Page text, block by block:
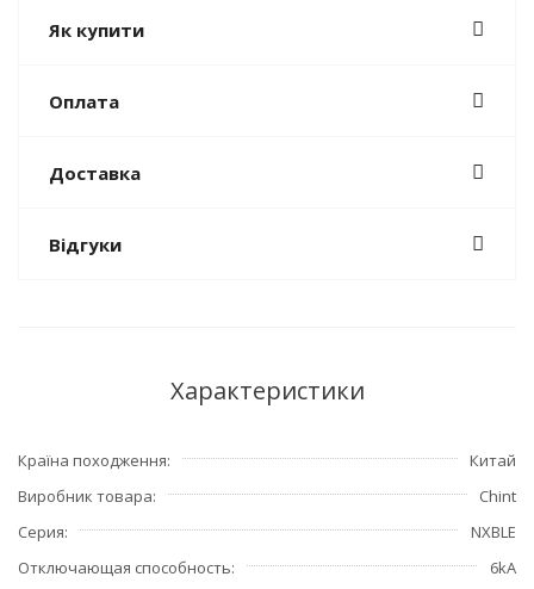
Як купити
Оплата
Доставка
Відгуки
Характеристики
Країна походження
Китай
Виробник товара
Chint
Серия
NXBLE
Отключающая способность
6kA